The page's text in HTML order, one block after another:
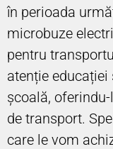
în perioada
microbuze
pentru
atenție
școală,
de transport.
care le vom